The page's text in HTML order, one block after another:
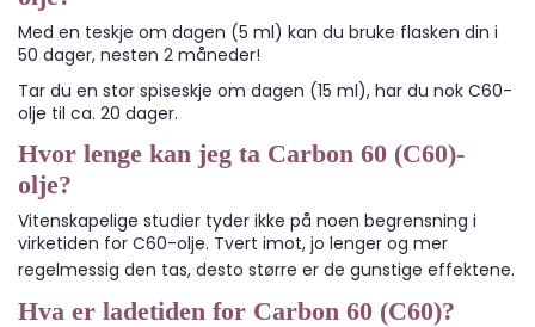
Med en teskje om dagen (5 ml) kan du bruke flasken din i
50 dager, nesten 2 måneder!
Tar du en stor spiseskje om dagen (15 ml), har du nok C60-
olje til ca. 20 dager.
Hvor lenge kan jeg ta Carbon 60 (C60)-
olje?
Vitenskapelige studier tyder ikke på noen begrensning i
virketiden for C60-olje. Tvert imot, jo lenger og mer
regelmessig den tas, desto større er de gunstige effektene.
Hva er ladetiden for Carbon 60 (C60)?